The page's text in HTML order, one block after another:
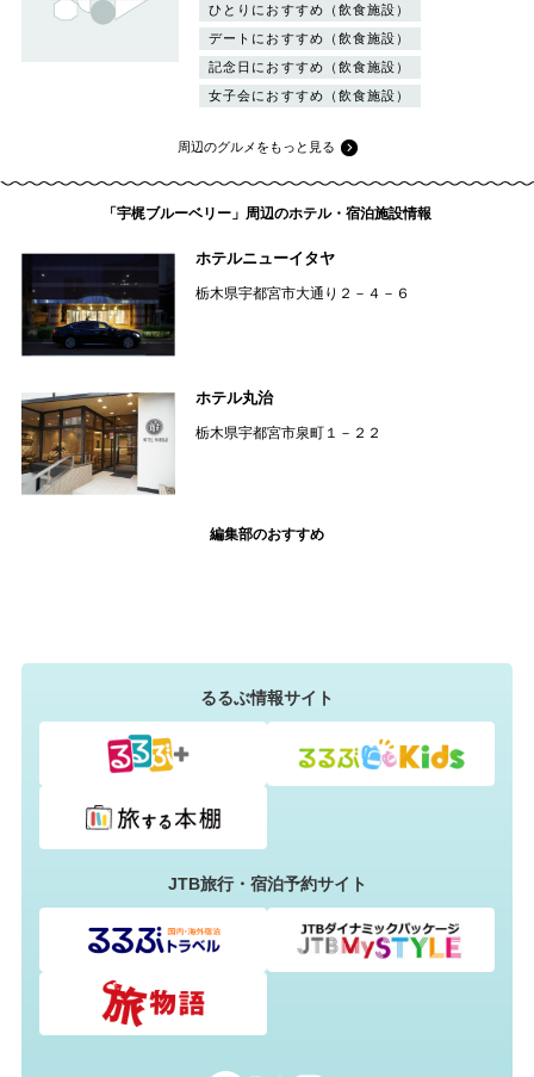
ひとりにおすすめ（飲食施設）
デートにおすすめ（飲食施設）
記念日におすすめ（飲食施設）
女子会におすすめ（飲食施設）
周辺のグルメをもっと見る
「宇梶ブルーベリー」周辺のホテル・宿泊施設情報
ホテルニューイタヤ
栃木県宇都宮市大通り２－４－６
ホテル丸治
栃木県宇都宮市泉町１－２２
編集部のおすすめ
るるぶ情報サイト
JTB旅行・宿泊予約サイト